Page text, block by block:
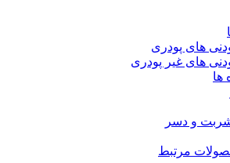
های پودری
های غیر پودری
ها
شربت و دسر
مرتبط